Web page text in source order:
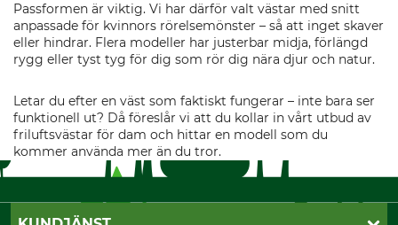
Passformen är viktig. Vi har därför valt västar med snitt
anpassade för kvinnors rörelsemönster – så att inget skaver
eller hindrar. Flera modeller har justerbar midja, förlängd
rygg eller tyst tyg för dig som rör dig nära djur och natur.
Letar du efter en väst som faktiskt fungerar – inte bara ser
funktionell ut? Då föreslår vi att du kollar in vårt utbud av
friluftsvästar för dam och hittar en modell som du
kommer använda mer än du tror.